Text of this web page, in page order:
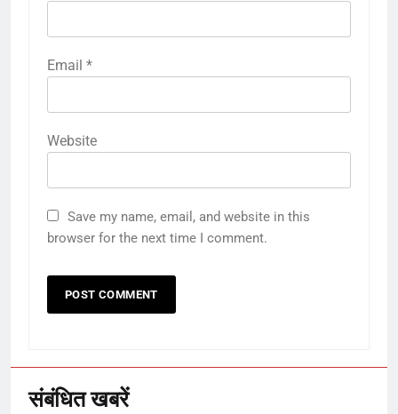
Email *
Website
Save my name, email, and website in this
browser for the next time I comment.
संबंधित खबरें
उत्तर प्रदेश में गांवों में बढ़ेंगी सुविधाएं: 67%
बढ़ा पंचायतों का बजट